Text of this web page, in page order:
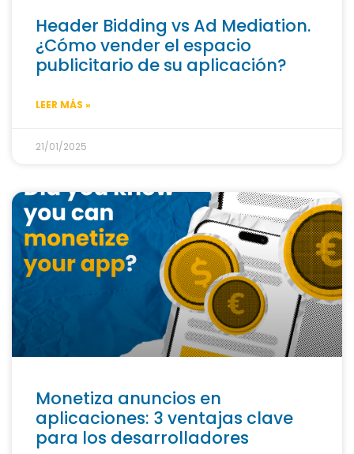
Header Bidding vs Ad Mediation.
¿Cómo vender el espacio
publicitario de su aplicación?
LEER MÁS »
21/01/2025
Monetiza anuncios en
aplicaciones: 3 ventajas clave
para los desarrolladores